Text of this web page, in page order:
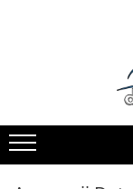
Unelte Tornador®
Piese de Schimb